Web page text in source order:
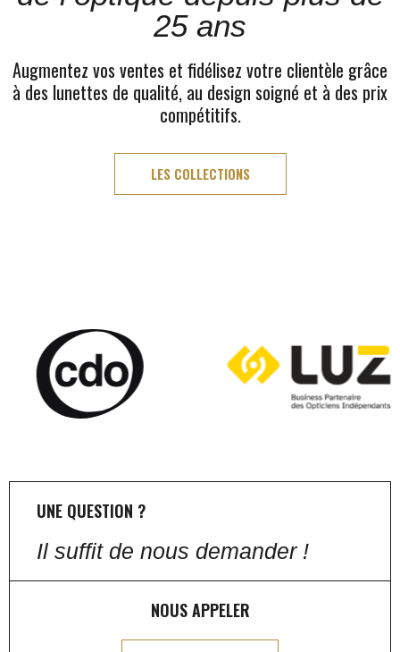
25 ans
Augmentez vos ventes et fidélisez votre clientèle grâce
à des lunettes de qualité, au design soigné et à des prix
compétitifs.
LES COLLECTIONS
UNE QUESTION ?
Il suffit de nous demander !
NOUS APPELER